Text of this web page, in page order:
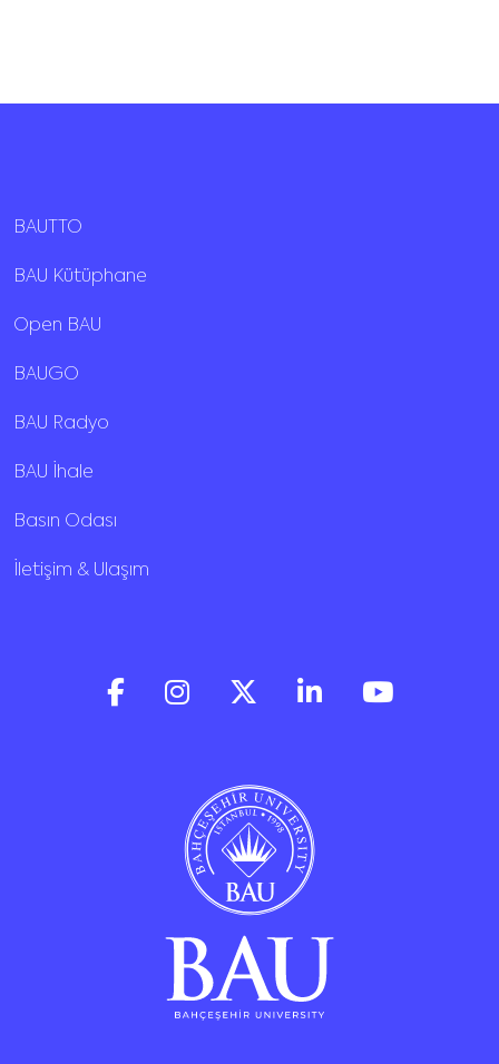
BAUTTO
BAU Kütüphane
Open BAU
BAUGO
BAU Radyo
BAU İhale
Basın Odası
İletişim & Ulaşım